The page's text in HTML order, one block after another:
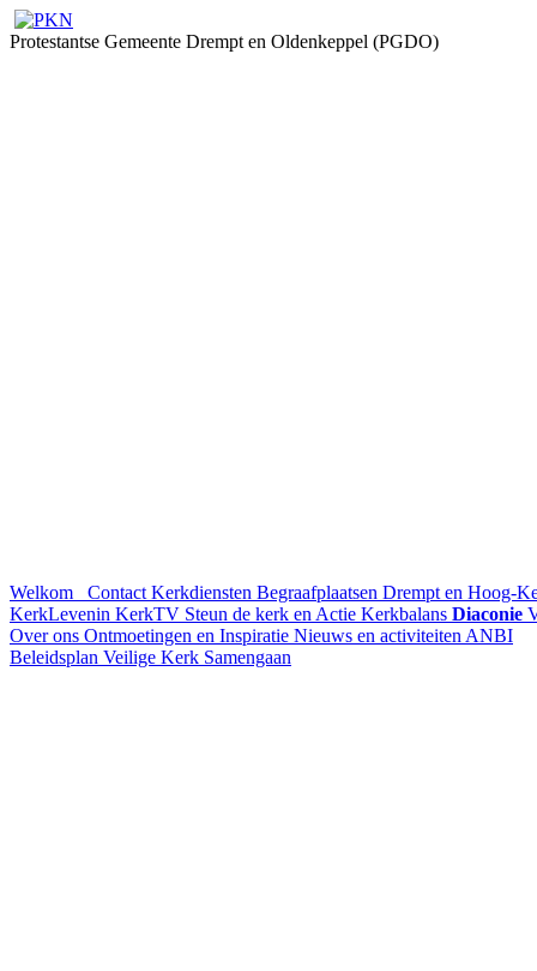
Protestantse Gemeente Drempt en Oldenkeppel (PGDO)
Welkom Contact Kerkdiensten Begraafplaatsen Drempt en Hoog-
KerkLevenin KerkTV Steun de kerk en Actie Kerkbalans Diaconie
Over ons Ontmoetingen en Inspiratie Nieuws en activiteiten ANBI
Beleidsplan Veilige Kerk Samengaan